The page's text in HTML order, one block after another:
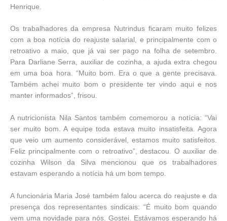
Henrique.
Os trabalhadores da empresa Nutrindus ficaram muito felizes
com a boa notícia do reajuste salarial, e principalmente com o
retroativo a maio, que já vai ser pago na folha de setembro.
Para Darliane Serra, auxiliar de cozinha, a ajuda extra chegou
em uma boa hora. “Muito bom. Era o que a gente precisava.
Também achei muito bom o presidente ter vindo aqui e nos
manter informados”, frisou.
A nutricionista Nila Santos também comemorou a notícia: “Vai
ser muito bom. A equipe toda estava muito insatisfeita. Agora
que veio um aumento considerável, estamos muito satisfeitos.
Feliz principalmente com o retroativo”, destacou. O auxiliar de
cozinha Wilson da Silva mencionou que os trabalhadores
estavam esperando a notícia há um bom tempo.
A funcionária Maria José também falou acerca do reajuste e da
presença dos representantes sindicais: “É muito bom quando
vem uma novidade para nós. Gostei. Estávamos esperando há